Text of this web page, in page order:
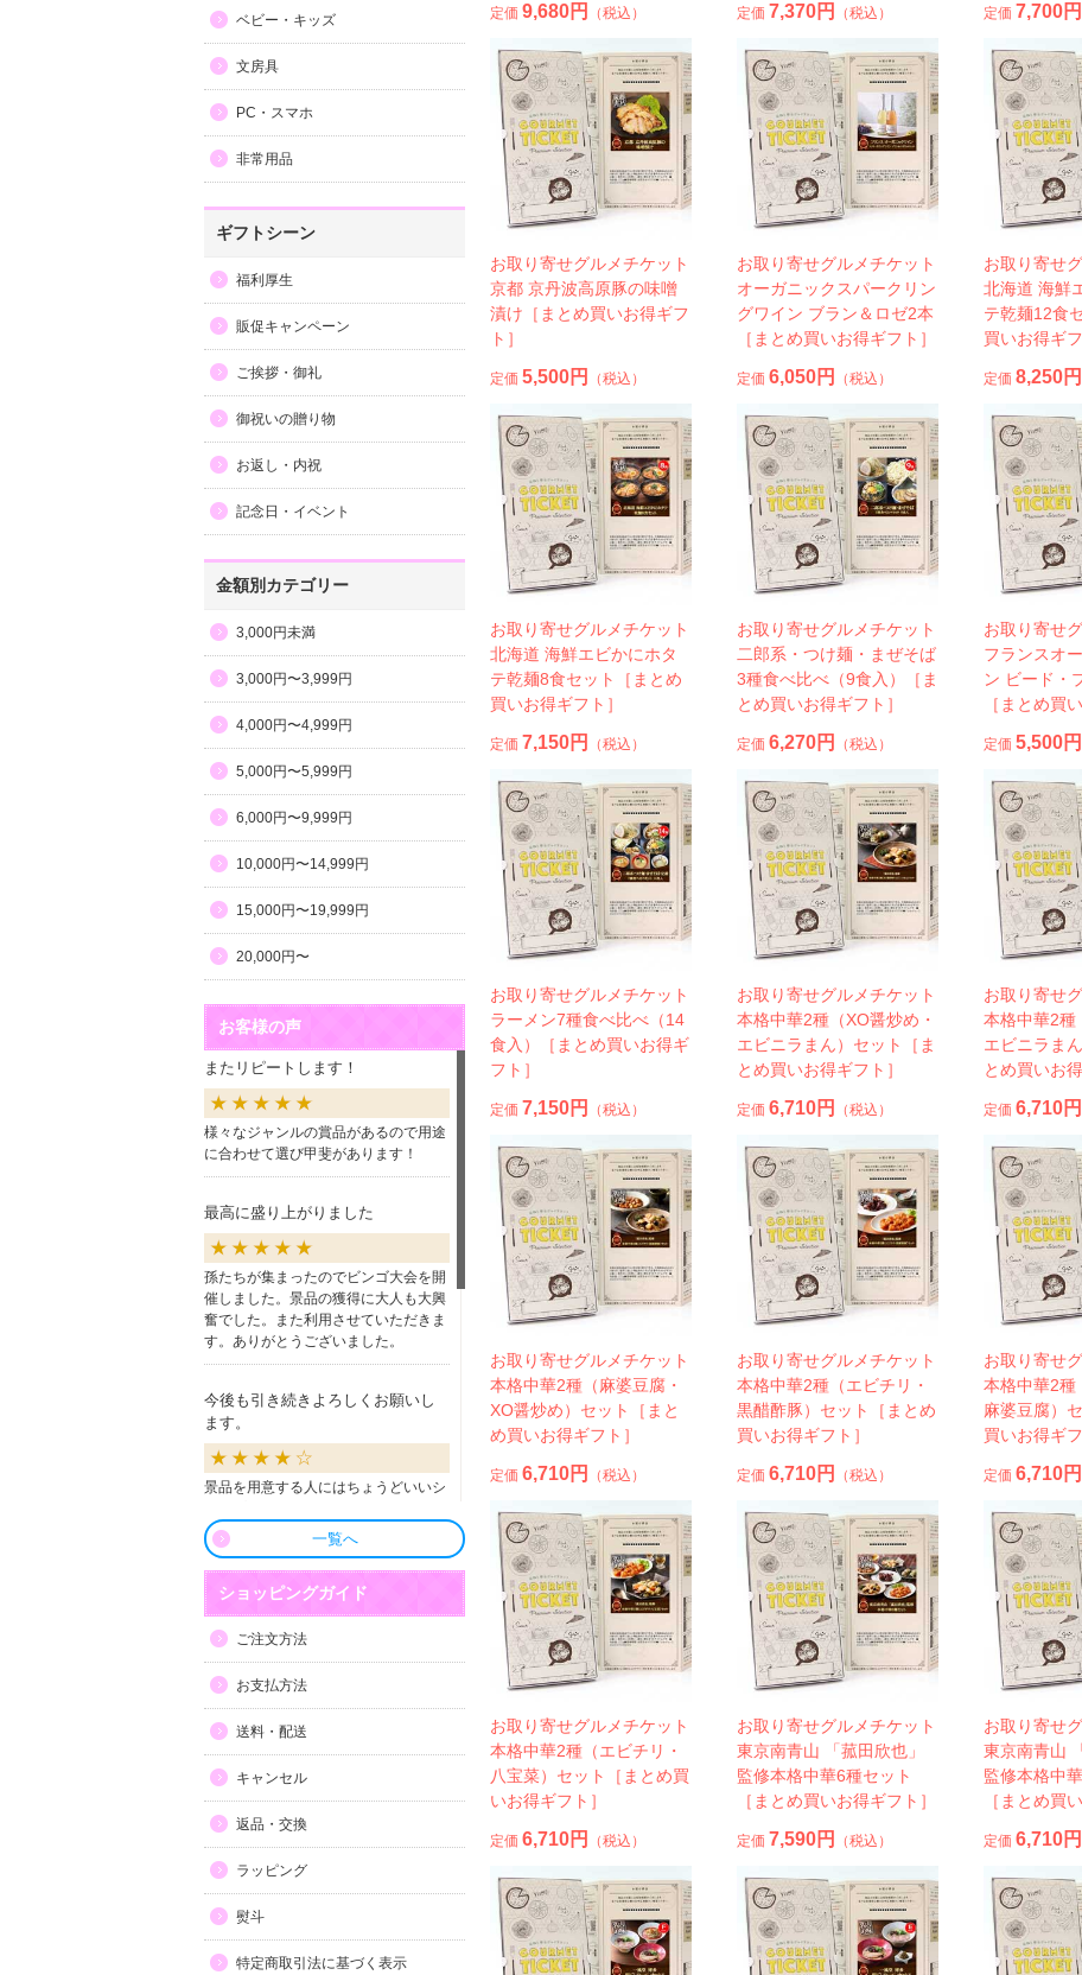
ベビー・キッズ
文房具
PC・スマホ
非常用品
ギフトシーン
福利厚生
販促キャンペーン
ご挨拶・御礼
御祝いの贈り物
お返し・内祝
記念日・イベント
金額別カテゴリー
3,000円未満
3,000円〜3,999円
4,000円〜4,999円
5,000円〜5,999円
6,000円〜9,999円
10,000円〜14,999円
15,000円〜19,999円
20,000円〜
お客様の声
またリピートします！
様々なジャンルの賞品があるので用途
に合わせて選び甲斐があります！
最高に盛り上がりました
孫たちが集まったのでビンゴ大会を開
催しました。景品の獲得に大人も大興
奮でした。また利用させていただきま
す。ありがとうございました。
今後も引き続きよろしくお願いし
ます。
景品を用意する人にはちょうどいいシ
良かったです
商品も直ぐに届き、一つづづ丁寧に梱
まりのビンゴで利用しましたが、みん
な喜んでもらえました。
利用しやすい
目録景品をよく利用しています。豪華
す。手配が早いので便利です。
一覧へ
ショッピングガイド
ご注文方法
お支払方法
送料・配送
キャンセル
返品・交換
ラッピング
熨斗
特定商取引法に基づく表示
定価 9,680円 （税込） 定価 7,370円 （税込） 定価 7,700円
お取り寄せグルメチケット
京都 京丹波高原豚の味噌
漬け［まとめ買いお得ギフ
ト］
定価 5,500円 （税込）
お取り寄せグルメチケット
オーガニックスパークリン
グワイン ブラン＆ロゼ2本
［まとめ買いお得ギフト］
定価 6,050円 （税込）
お取り寄せ
北海道 海鮮
テ乾麺12食
買いお得ギフ
定価 8,250円
お取り寄せグルメチケット
北海道 海鮮エビかにホタ
テ乾麺8食セット［まとめ
買いお得ギフト］
定価 7,150円 （税込）
お取り寄せグルメチケット
二郎系・つけ麺・まぜそば
3種食べ比べ（9食入）［ま
とめ買いお得ギフト］
定価 6,270円 （税込）
お取り寄せ
フランスオ
ン ビード・
［まとめ買
定価 5,500円
お取り寄せグルメチケット
ラーメン7種食べ比べ（14
食入）［まとめ買いお得ギ
フト］
定価 7,150円 （税込）
お取り寄せグルメチケット
本格中華2種（XO醤炒め・
エビニラまん）セット［ま
とめ買いお得ギフト］
定価 6,710円 （税込）
お取り寄せ
本格中華2種
エビニラま
とめ買いお
定価 6,710円
お取り寄せグルメチケット
本格中華2種（麻婆豆腐・
XO醤炒め）セット［まと
め買いお得ギフト］
定価 6,710円 （税込）
お取り寄せグルメチケット
本格中華2種（エビチリ・
黒醋酢豚）セット［まとめ
買いお得ギフト］
定価 6,710円 （税込）
お取り寄せ
本格中華2種
麻婆豆腐）
買いお得ギフ
定価 6,710円
お取り寄せグルメチケット
本格中華2種（エビチリ・
八宝菜）セット［まとめ買
いお得ギフト］
定価 6,710円 （税込）
お取り寄せグルメチケット
東京南青山 「菰田欣也」
監修本格中華6種セット
［まとめ買いお得ギフト］
定価 7,590円 （税込）
お取り寄せ
東京南青山
監修本格中
［まとめ買
定価 6,710円